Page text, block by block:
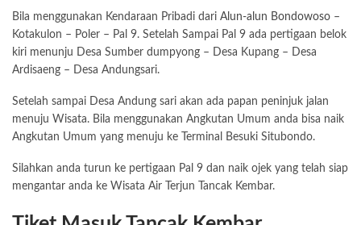
Bila menggunakan Kendaraan Pribadi dari Alun-alun Bondowoso –
Kotakulon – Poler – Pal 9. Setelah Sampai Pal 9 ada pertigaan belok
kiri menunju Desa Sumber dumpyong – Desa Kupang – Desa
Ardisaeng – Desa Andungsari.
Setelah sampai Desa Andung sari akan ada papan peninjuk jalan
menuju Wisata. Bila menggunakan Angkutan Umum anda bisa naik
Angkutan Umum yang menuju ke Terminal Besuki Situbondo.
Silahkan anda turun ke pertigaan Pal 9 dan naik ojek yang telah siap
mengantar anda ke Wisata Air Terjun Tancak Kembar.